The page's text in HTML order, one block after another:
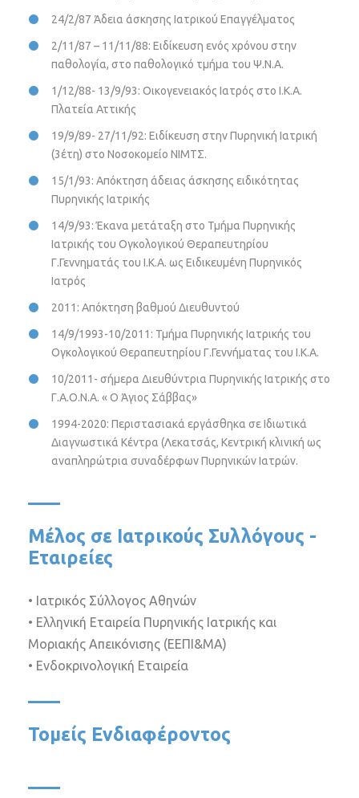
24/2/87 Άδεια άσκησης Ιατρικού Επαγγέλματος
2/11/87 – 11/11/88: Ειδίκευση ενός χρόνου στην
παθολογία, στο παθολογικό τμήμα του Ψ.Ν.Α.
1/12/88- 13/9/93: Οικογενειακός Ιατρός στο Ι.Κ.Α.
Πλατεία Αττικής
19/9/89- 27/11/92: Ειδίκευση στην Πυρηνική Ιατρική
(3έτη) στο Νοσοκομείο ΝΙΜΤΣ.
15/1/93: Απόκτηση άδειας άσκησης ειδικότητας
Πυρηνικής Ιατρικής
14/9/93: Έκανα μετάταξη στο Τμήμα Πυρηνικής
Ιατρικής του Ογκολογικού Θεραπευτηρίου
Γ.Γεννηματάς του Ι.Κ.Α. ως Ειδικευμένη Πυρηνικός
Ιατρός
2011: Απόκτηση βαθμού Διευθυντού
14/9/1993-10/2011: Τμήμα Πυρηνικής Ιατρικής του
Ογκολογικού Θεραπευτηρίου Γ.Γεννήματας του Ι.Κ.Α.
10/2011- σήμερα Διευθύντρια Πυρηνικής Ιατρικής στο
Γ.Α.Ο.Ν.Α. « Ο Άγιος Σάββας»
1994-2020: Περιστασιακά εργάσθηκα σε Ιδιωτικά
Διαγνωστικά Κέντρα (Λεκατσάς, Κεντρική κλινική ως
αναπληρώτρια συναδέρφων Πυρηνικών Ιατρών.
Μέλος σε Ιατρικούς Συλλόγους -
Εταιρείες
• Ιατρικός Σύλλογος Αθηνών
• Ελληνική Εταιρεία Πυρηνικής Ιατρικής και
Μοριακής Απεικόνισης (ΕΕΠΙ&ΜΑ)
• Ενδοκρινολογική Εταιρεία
Τομείς Ενδιαφέροντος